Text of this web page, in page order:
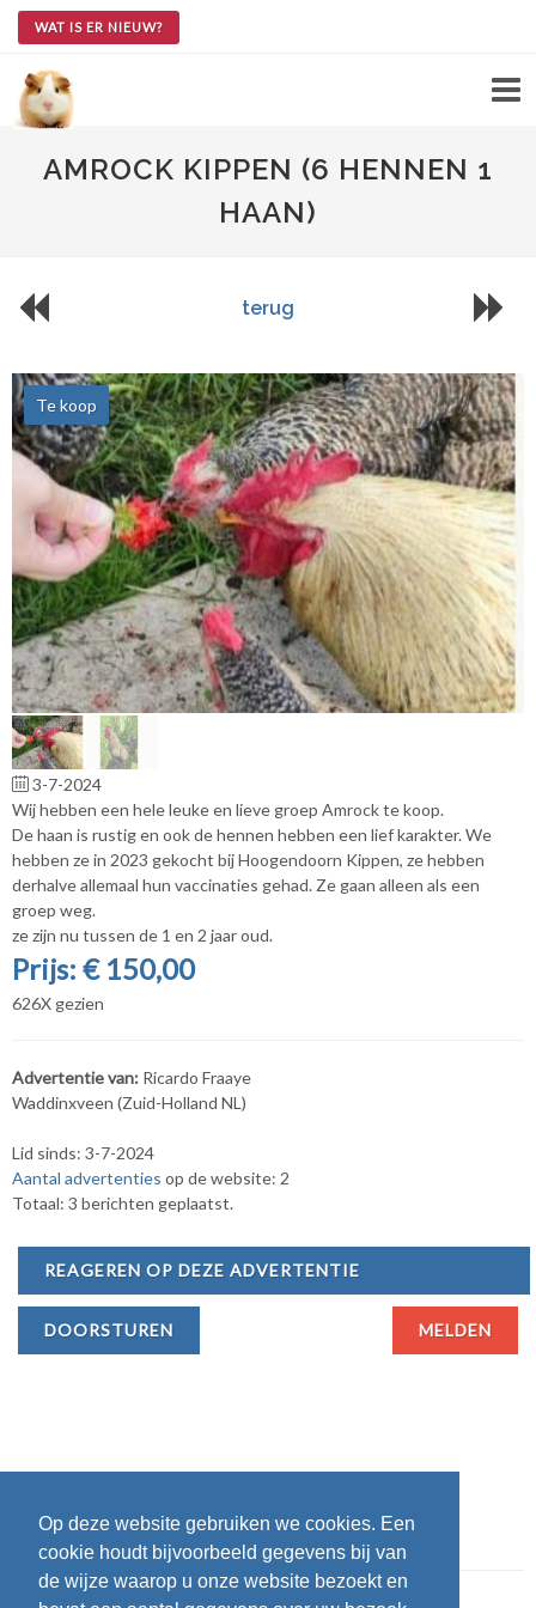
Op deze website gebruiken we cookies. Een
cookie houdt bijvoorbeeld gegevens bij van
de wijze waarop u onze website bezoekt en
WAT IS ER NIEUW?
AMROCK KIPPEN (6 HENNEN 1
HAAN)
terug
Te koop
3-7-2024
Wij hebben een hele leuke en lieve groep Amrock te koop.
De haan is rustig en ook de hennen hebben een lief karakter. We
hebben ze in 2023 gekocht bij Hoogendoorn Kippen, ze hebben
derhalve allemaal hun vaccinaties gehad. Ze gaan alleen als een
groep weg.
ze zijn nu tussen de 1 en 2 jaar oud.
Prijs: € 150,00
626X gezien
Advertentie van: Ricardo Fraaye
Waddinxveen (Zuid-Holland NL)
Lid sinds: 3-7-2024
Aantal advertenties op de website: 2
Totaal: 3 berichten geplaatst.
REAGEREN OP DEZE ADVERTENTIE
DOORSTUREN MELDEN